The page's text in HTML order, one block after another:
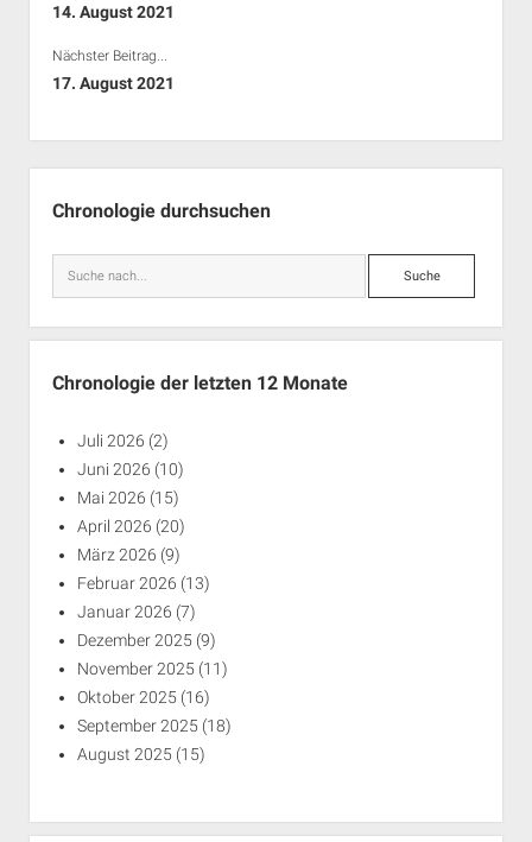
14. August 2021
Nächster Beitrag...
17. August 2021
Chronologie durchsuchen
Suche
Chronologie der letzten 12 Monate
Juli 2026 (2)
Juni 2026 (10)
Mai 2026 (15)
April 2026 (20)
März 2026 (9)
Februar 2026 (13)
Januar 2026 (7)
Dezember 2025 (9)
November 2025 (11)
Oktober 2025 (16)
September 2025 (18)
August 2025 (15)